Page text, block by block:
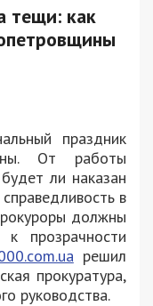
тещи: как
праздник
От работы
ли наказан
в
должны
к прозрачности
решил
прокуратура,
руководства.